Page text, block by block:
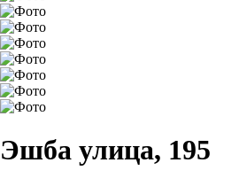
Эшба улица, 195